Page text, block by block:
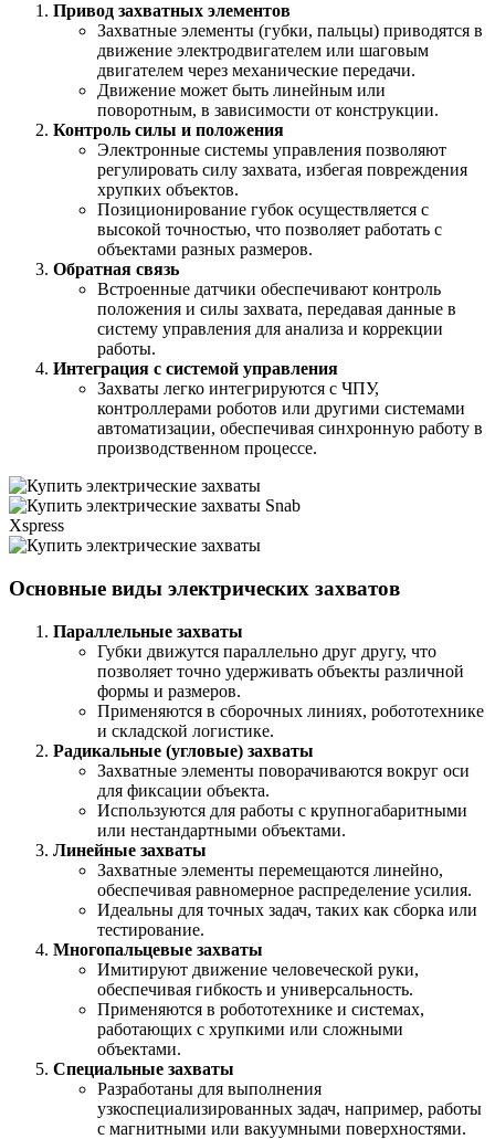
Привод захватных элементов
Захватные элементы (губки, пальцы) приводятся в
движение электродвигателем или шаговым
двигателем через механические передачи.
Движение может быть линейным или
поворотным, в зависимости от конструкции.
Контроль силы и положения
Электронные системы управления позволяют
регулировать силу захвата, избегая повреждения
хрупких объектов.
Позиционирование губок осуществляется с
высокой точностью, что позволяет работать с
объектами разных размеров.
Обратная связь
Встроенные датчики обеспечивают контроль
положения и силы захвата, передавая данные в
систему управления для анализа и коррекции
работы.
Интеграция с системой управления
Захваты легко интегрируются с ЧПУ,
контроллерами роботов или другими системами
автоматизации, обеспечивая синхронную работу в
производственном процессе.
Snab
Xspress
Основные виды электрических захватов
Параллельные захваты
Губки движутся параллельно друг другу, что
позволяет точно удерживать объекты различной
формы и размеров.
Применяются в сборочных линиях, робототехнике
и складской логистике.
Радикальные (угловые) захваты
Захватные элементы поворачиваются вокруг оси
для фиксации объекта.
Используются для работы с крупногабаритными
или нестандартными объектами.
Линейные захваты
Захватные элементы перемещаются линейно,
обеспечивая равномерное распределение усилия.
Идеальны для точных задач, таких как сборка или
тестирование.
Многопальцевые захваты
Имитируют движение человеческой руки,
обеспечивая гибкость и универсальность.
Применяются в робототехнике и системах,
работающих с хрупкими или сложными
объектами.
Специальные захваты
Разработаны для выполнения
узкоспециализированных задач, например, работы
с магнитными или вакуумными поверхностями.